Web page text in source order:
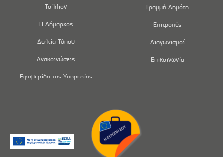
Το Ίλιον
Η Δήμαρχος
Δελτία Τύπου
Ανακοινώσεις
Εφημερίδα της Υπηρεσίας
Γραμμή Δημότη
Επιτροπές
Διαγωνισμοί
Επικοινωνία